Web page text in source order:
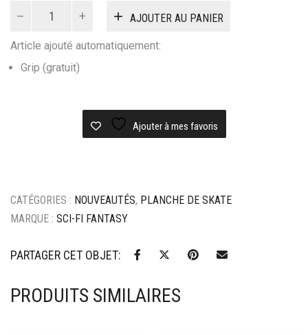
skateboard
Sci-
AJOUTER AU PANIER
Article ajouté automatiquement:
Grip (gratuit)
Ajouter à mes favoris
CATÉGORIES : NOUVEAUTÉS, PLANCHE DE SKATE
MARQUE : SCI-FI FANTASY
PARTAGER CET OBJET:
PRODUITS SIMILAIRES